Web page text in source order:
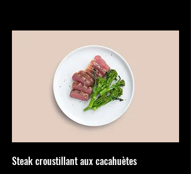
Steak croustillant aux cacahuètes